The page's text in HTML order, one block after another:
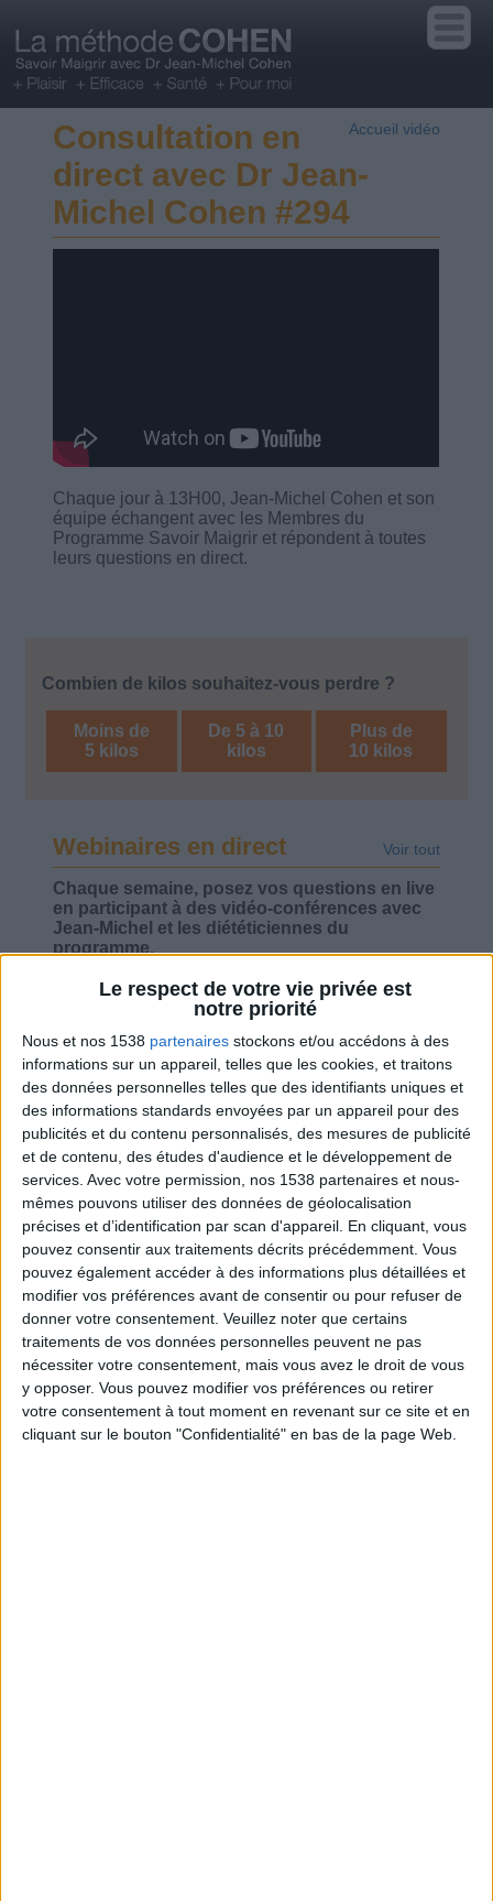
Le respect de votre vie privée est
notre priorité
Nous et nos 1538 partenaires stockons et/ou accédons à des
informations sur un appareil, telles que les cookies, et traitons
des données personnelles telles que des identifiants uniques et
des informations standards envoyées par un appareil pour des
publicités et du contenu personnalisés, des mesures de publicité
et de contenu, des études d'audience et le développement de
services. Avec votre permission, nos 1538 partenaires et nous-
mêmes pouvons utiliser des données de géolocalisation
précises et d’identification par scan d'appareil. En cliquant, vous
pouvez consentir aux traitements décrits précédemment. Vous
pouvez également accéder à des informations plus détaillées et
modifier vos préférences avant de consentir ou pour refuser de
donner votre consentement. Veuillez noter que certains
traitements de vos données personnelles peuvent ne pas
nécessiter votre consentement, mais vous avez le droit de vous
y opposer. Vous pouvez modifier vos préférences ou retirer
votre consentement à tout moment en revenant sur ce site et en
cliquant sur le bouton "Confidentialité" en bas de la page Web.
Accueil vidéo
Consultation en
direct avec Dr Jean-
Michel Cohen #294
Chaque jour à 13H00, Jean-Michel Cohen et son
équipe échangent avec les Membres du
Programme Savoir Maigrir et répondent à toutes
leurs questions en direct.
Combien de kilos souhaitez-vous perdre ?
Moins de
5 kilos
De 5 à 10
kilos
Plus de
10 kilos
Webinaires en direct Voir tout
Chaque semaine, posez vos questions en live
en participant à des vidéo-conférences avec
Jean-Michel et les diététiciennes du
programme.
Peut-on remplacer la viande par des féculents
? Consultation diététique du 05/08/2026